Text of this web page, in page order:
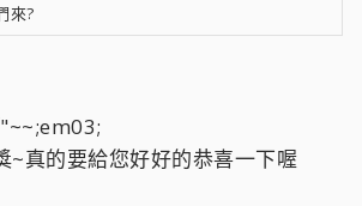
來?
~真的要給您好好的恭喜一下喔